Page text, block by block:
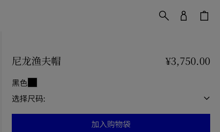
尼龙渔夫帽 ¥3,750.00
黑色
选择尺码:
加入购物袋